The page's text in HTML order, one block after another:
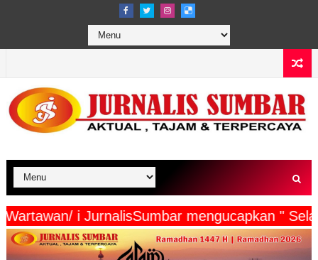
Wartawan/ i JurnalisSumbar